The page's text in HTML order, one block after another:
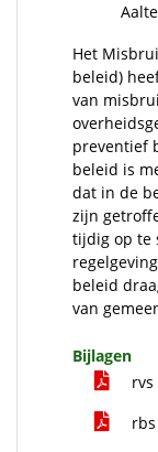
Het
beleid)
van
preventief
beleid is
dat in de
zijn
tijdig op te
beleid
van
Bijlagen
rvs